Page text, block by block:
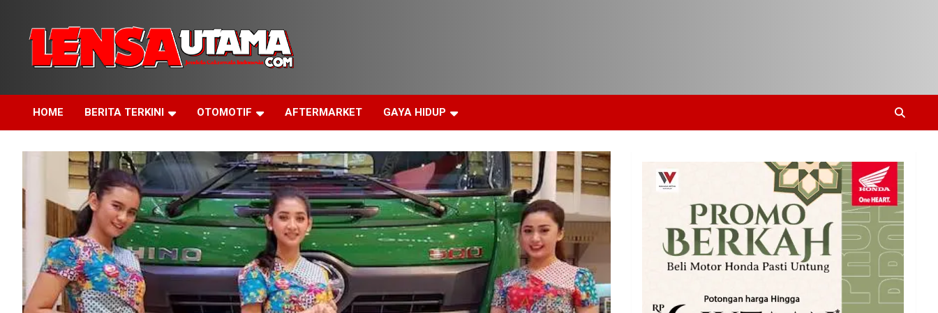
content
LensaUtama
HOME BERITA TERKINI OTOMOTIF AFTERMARKET GAYA HIDUP